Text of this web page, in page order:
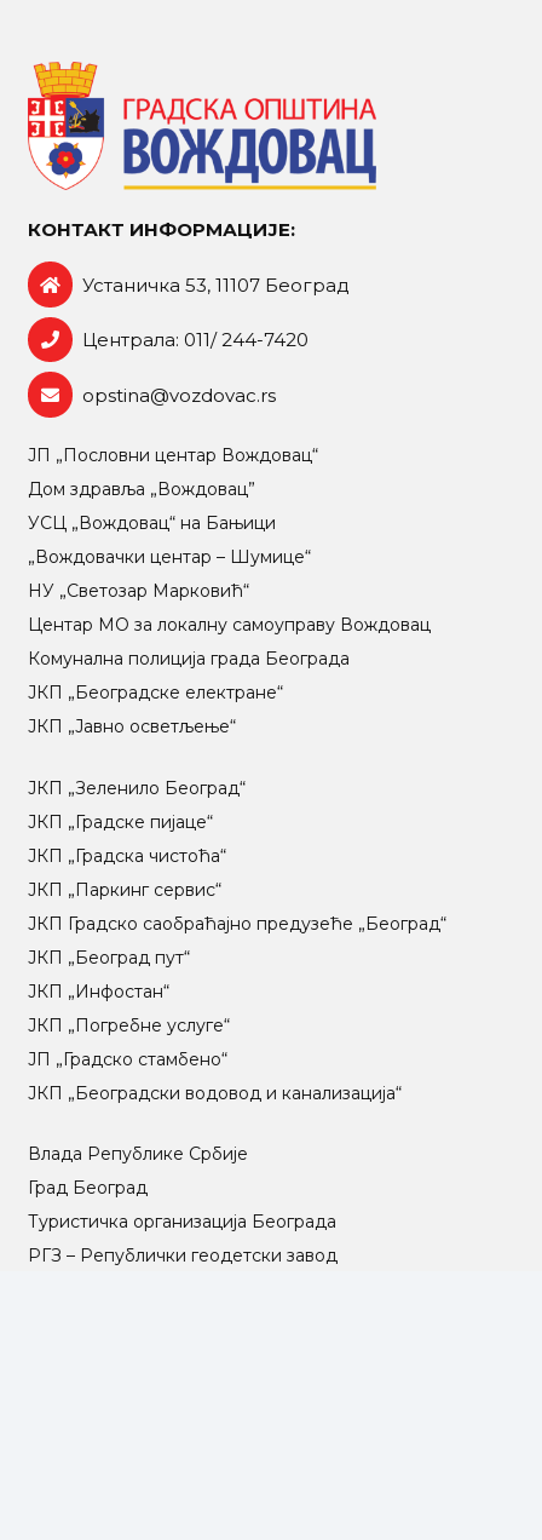
КОНТАКТ ИНФОРМАЦИЈЕ:
Устаничка 53, 11107 Београд
Централа: 011/ 244-7420
opstina@vozdovac.rs
ЈП „Пословни центар Вождовац“
Дом здравља „Вождовац”
УСЦ „Вождовац“ на Бањици
„Вождовачки центар – Шумице“
НУ „Светозар Марковић“
Центар МO за локалну самоуправу Вождовац
Комунална полиција града Београда
ЈКП „Београдске електране“
ЈКП „Јавно осветљење“
ЈКП „Зеленило Београд“
ЈКП „Градске пијаце“
ЈКП „Градска чистоћа“
ЈКП „Паркинг сервис“
ЈКП Градско саобраћајно предузеће „Београд“
ЈКП „Београд пут“
ЈКП „Инфостан“
ЈКП „Погребне услуге“
ЈП „Градско стамбено“
ЈКП „Београдски водовод и канализација“
Влада Републике Србије
Град Београд
Туристичка организација Београда
РГЗ – Републички геодетски завод